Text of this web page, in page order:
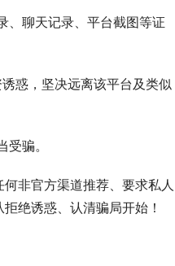
、聊天记录、平台截图等证
惑，坚决远离该平台及类似
骗。
非官方渠道推荐、要求私人
绝诱惑、认清骗局开始！